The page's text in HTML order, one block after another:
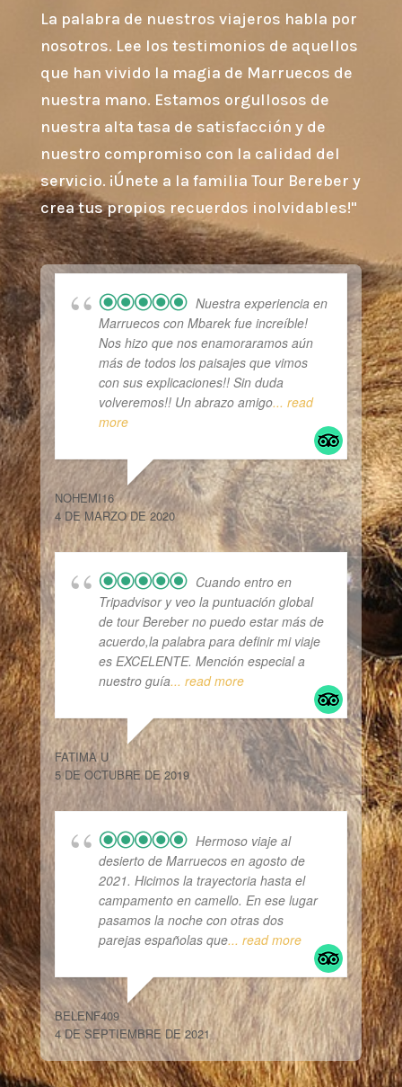
La palabra de nuestros viajeros habla por
nosotros. Lee los testimonios de aquellos
que han vivido la magia de Marruecos de
nuestra mano. Estamos orgullosos de
nuestra alta tasa de satisfacción y de
nuestro compromiso con la calidad del
servicio. ¡Únete a la familia Tour Bereber y
crea tus propios recuerdos inolvidables!"
Nuestra experiencia en
Marruecos con Mbarek fue increíble!
Nos hizo que nos enamoraramos aún
más de todos los paisajes que vimos
con sus explicaciones!! Sin duda
volveremos!! Un abrazo amigo... read
more
NOHEMI16
4 DE MARZO DE 2020
Cuando entro en
Tripadvisor y veo la puntuación global
de tour Bereber no puedo estar más de
acuerdo,la palabra para definir mi viaje
es EXCELENTE. Mención especial a
nuestro guía... read more
FATIMA U
5 DE OCTUBRE DE 2019
Hermoso viaje al
desierto de Marruecos en agosto de
2021. Hicimos la trayectoria hasta el
campamento en camello. En ese lugar
pasamos la noche con otras dos
parejas españolas que... read more
BELENF409
4 DE SEPTIEMBRE DE 2021